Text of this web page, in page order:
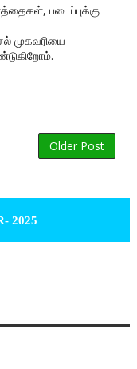
படைப்புக்கு
முகவரியை
Older Post
2025